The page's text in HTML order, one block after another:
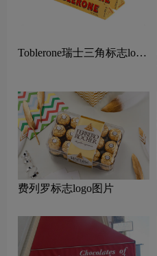
Toblerone瑞士三角标志logo
费列罗标志logo图片